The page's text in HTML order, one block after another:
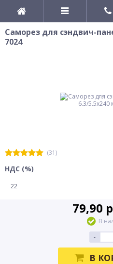
Саморез для сэндвич-
7024
(31)
НДС (%)
22
79,90
В
-
В